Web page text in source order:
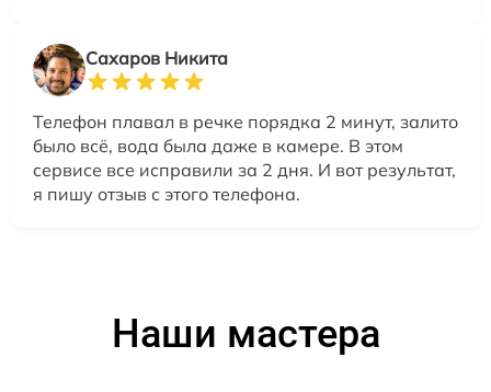
Сахаров Никита
Телефон плавал в речке порядка 2 минут, залито
было всё, вода была даже в камере. В этом
сервисе все исправили за 2 дня. И вот результат,
я пишу отзыв с этого телефона.
Наши мастера